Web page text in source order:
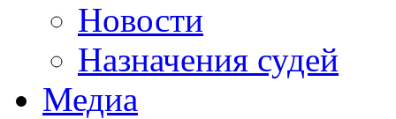
Новости
Назначения судей
Медиа